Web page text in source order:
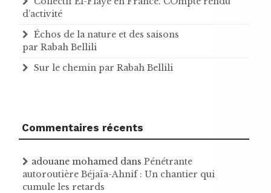
d’activité
Échos de la nature et des saisons
par Rabah Bellili
Sur le chemin par Rabah Bellili
Commentaires récents
adouane mohamed dans Pénétrante
autoroutière Béjaïa-Ahnif : Un chantier qui
cumule les retards